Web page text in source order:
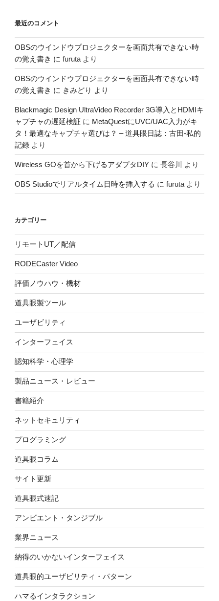
最近のコメント
OBSのウインドウプロジェクターを画面共有できない時
の覚え書き に furuta より
OBSのウインドウプロジェクターを画面共有できない時
の覚え書き に きみどり より
Blackmagic Design UltraVideo Recorder 3G導入とHDMIキ
ャプチャの遅延検証 に MetaQuestにUVC/UAC入力がキ
タ！最適なキャプチャ選びは？ – 道具眼日誌：古田-私的
記録 より
Wireless GOを首から下げるアダプタDIY に 長谷川 より
OBS Studioでリアルタイム日時を挿入する に furuta より
カテゴリー
リモートUT／配信
RODECaster Video
評価ノウハウ・機材
道具眼製ツール
ユーザビリティ
インターフェイス
認知科学・心理学
製品ニュース・レビュー
書籍紹介
ネットセキュリティ
プログラミング
道具眼コラム
サイト更新
道具眼式速記
アンビエント・タンジブル
業界ニュース
納得のいかないインターフェイス
道具眼的ユーザビリティ・パターン
ハマるインタラクション